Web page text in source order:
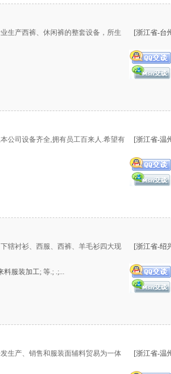
生产西裤、休闲裤的整套设备，所生
[浙江省-台
公司设备齐全,拥有员工百来人.希望有
[浙江省-温
辖衬衫、西服、西裤、羊毛衫四大现
料服装加工; 等.; .;...
[浙江省-绍
生产、销售和服装面辅料贸易为一体
[浙江省-温